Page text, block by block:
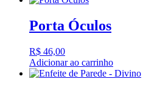
Porta Óculos
R$ 46,00
Adicionar ao carrinho